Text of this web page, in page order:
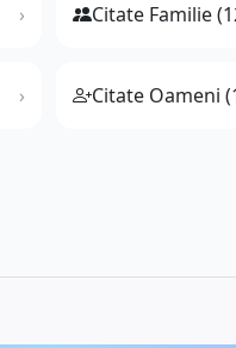
Citate Familie
Citate Oameni